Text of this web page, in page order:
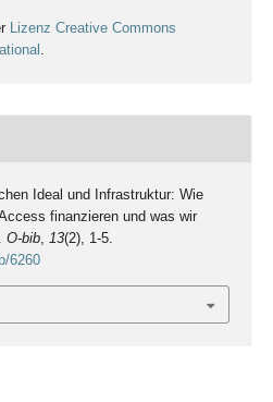
Lizenz Creative Commons
.
Ideal und Infrastruktur: Wie
finanzieren und was wir
O-bib, 13(2), 1-5.
6260